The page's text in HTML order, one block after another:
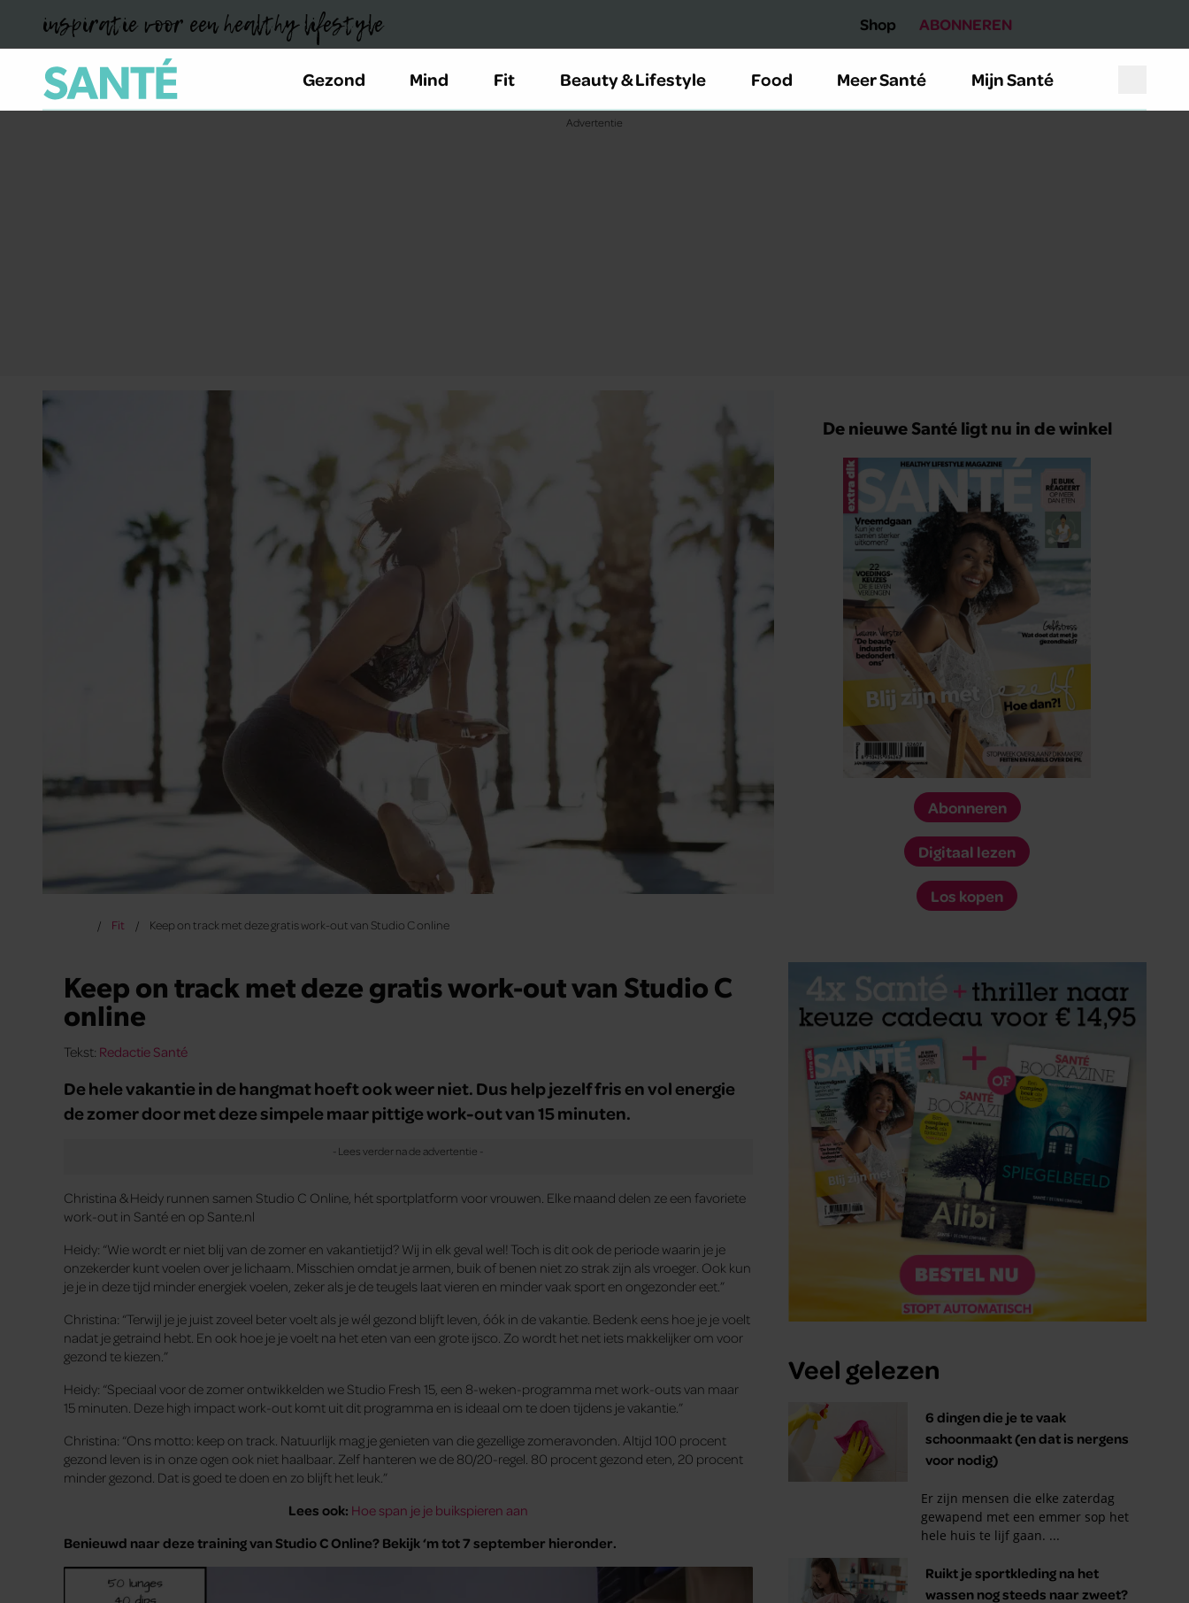
inspiratie voor een healthy lifestyle Shop ABONNEREN
Gezond Mind Fit Beauty & Lifestyle Food Meer Santé Mijn Santé
Fit Keep on track met deze gratis work-out van Studio C online
Keep on track met deze gratis work-out van Studio C
online
Tekst: Redactie Santé
De hele vakantie in de hangmat hoeft ook weer niet. Dus help jezelf fris en vol energie
de zomer door met deze simpele maar pittige work-out van 15 minuten.
Christina & Heidy runnen samen Studio C Online, hét sportplatform voor vrouwen. Elke maand delen ze een favoriete
work-out in Santé en op Sante.nl
Heidy: “Wie wordt er niet blij van de zomer en vakantietijd? Wij in elk geval wel! Toch is dit ook de periode waarin je je
onzekerder kunt voelen over je lichaam. Misschien omdat je armen, buik of benen niet zo strak zijn als vroeger. Ook kun
je je in deze tijd minder energiek voelen, zeker als je de teugels laat vieren en minder vaak sport en ongezonder eet.”
Christina: “Terwijl je je juist zoveel beter voelt als je wél gezond blijft leven, óók in de vakantie. Bedenk eens hoe je je voelt
nadat je getraind hebt. En ook hoe je je voelt na het eten van een grote ijsco. Zo wordt het net iets makkelijker om voor
gezond te kiezen.”
Heidy: “Speciaal voor de zomer ontwikkelden we Studio Fresh 15, een 8-weken-programma met work-outs van maar
15 minuten. Deze high impact work-out komt uit dit programma en is ideaal om te doen tijdens je vakantie.”
Christina: “Ons motto: keep on track. Natuurlijk mag je genieten van die gezellige zomeravonden. Altijd 100 procent
gezond leven is in onze ogen ook niet haalbaar. Zelf hanteren we de 80/20-regel. 80 procent gezond eten, 20 procent
minder gezond. Dat is goed te doen en zo blijft het leuk.”
Lees ook: Hoe span je je buikspieren aan
Benieuwd naar deze training van Studio C Online? Bekijk ‘mtot 7 september hieronder.
De nieuwe Santé ligt nu in de winkel
Abonneren
Digitaal lezen
Los kopen